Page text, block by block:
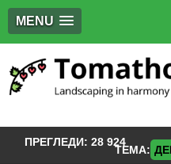
MENU
ПРЕГЛЕДИ: 28 924
ТЕМА: